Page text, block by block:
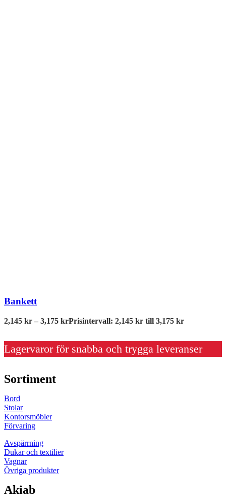
Bankett
2,145 kr – 3,175 krPrisintervall: 2,145 kr till 3,175 kr
Lagervaror för snabba och trygga leveranser
Sortiment
Bord
Stolar
Kontorsmöbler
Förvaring
Avspärrning
Dukar och textilier
Vagnar
Övriga produkter
Akiab